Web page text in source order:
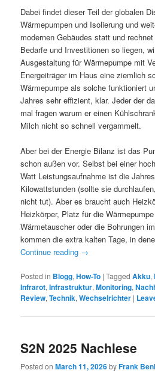
Dabei findet dieser Teil der globalen
Wärmepumpen und Isolierung und
modernen Gebäudes statt und
Bedarfe und Investitionen so liegen,
Ausgestaltung für Wärmepumpe mit
Energeiträger im Haus eine ziemlich
Wärmepumpe als solche funktioniert
Jahres sehr effizient, klar. Jeder der
mal fragen warum er einen
Milch nicht so schnell vergammelt.
Aber bei der Energie Bilanz ist das
schon außen vor. Selbst bei einer
Watt Leistungsaufnahme ist die
Kilowattstunden (sollte sie
nicht tut). Aber es braucht auch
Heizkörper, Platz für die
Wärmetauscher oder die Bohrungen
kommen die extra kalten Tage, in
Continue reading →
Posted in Blogg,How-To |Tagged Akku,
Infrarot,Infrastruktur,Monitoring,
Review,Technik,Wechselrichter |
S2N 2025 Nachlese
Posted onMarch 11, 2026byFrank